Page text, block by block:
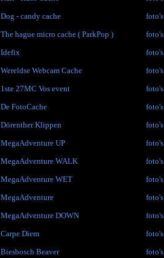
Dog - candy cache
foto's
The hague micro cache ( ParkPop )
foto's
Idefix
foto's
Wereldse Webcam Cache
foto's
1ste 27MC Vos event
foto's
De FotoCache
foto's
Dörenther Klippen
foto's
MegaAdventure UP
foto's
MegaAdventure WALK
foto's
MegaAdventure WET
foto's
MegaAdventure
foto's
MegaAdventure DOWN
foto's
Carpe Diem
foto's
Biesbosch Beaver
foto's